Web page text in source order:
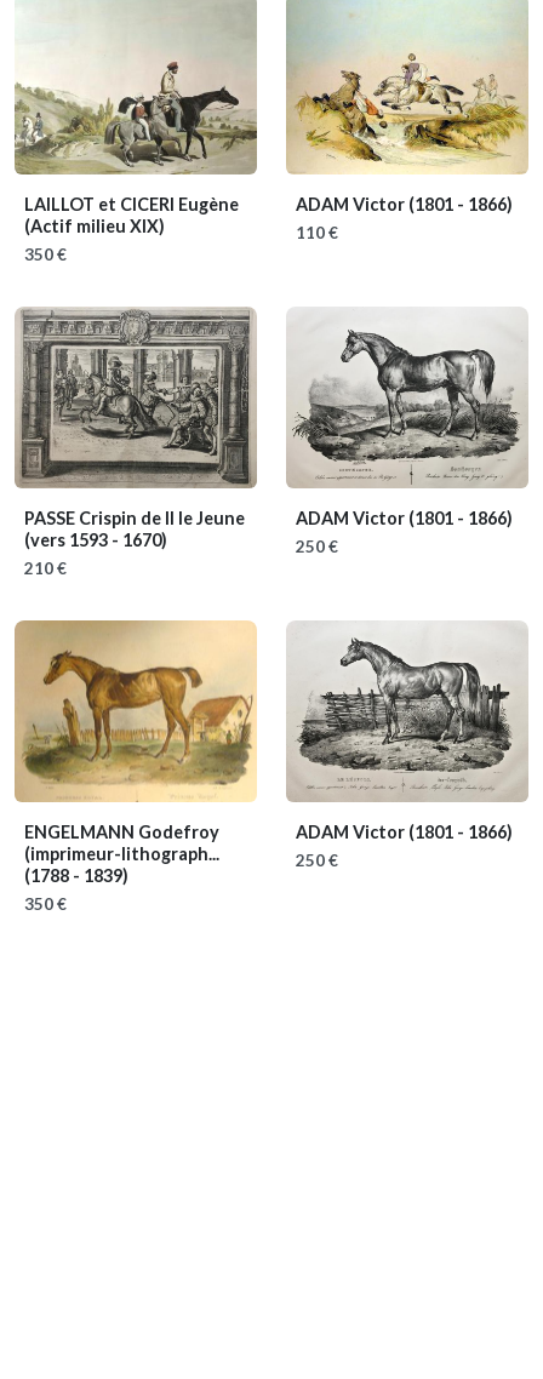
LAILLOT et CICERI Eugène
(Actif milieu XIX)
350 €
ADAM Victor (1801 - 1866)
110 €
PASSE Crispin de II le Jeune
(vers 1593 - 1670)
210 €
ADAM Victor (1801 - 1866)
250 €
ENGELMANN Godefroy
(imprimeur-lithograph...
(1788 - 1839)
350 €
ADAM Victor (1801 - 1866)
250 €